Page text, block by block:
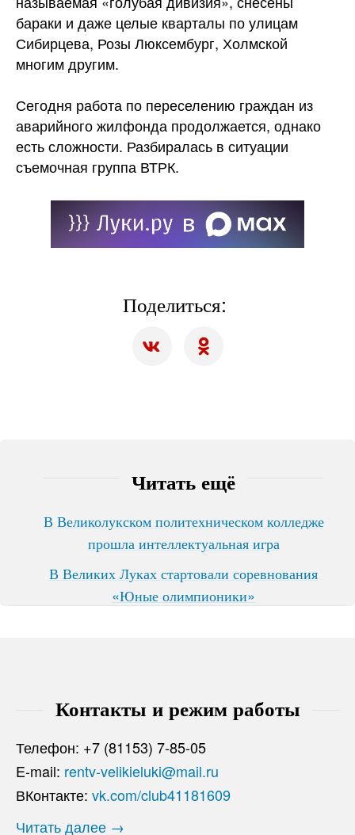
бараки и даже целые кварталы поулицам
Сибирцева, Розы Люксембург, Холмской
многим другим.
Сегодня работа по переселению граждан из
аварийного жилфонда продолжается, однако
есть сложности. Разбиралась в ситуации
съемочная группа ВТРК.
Поделиться:
Читать ещё
В Великолукском политехническом колледже
прошла интеллектуальная игра
В Великих Луках стартовали соревнования
«Юные олимпионики»
Контакты и режим работы
Телефон: +7 (81153) 7-85-05
E-mail: rentv-velikieluki@mail.ru
ВКонтакте: vk.com/club41181609
Читать далее →